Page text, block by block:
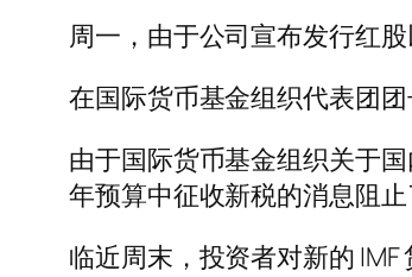
周一，由于公司宣布发行红
在国际货币基金组织代表团
由于国际货币基金组织关于
年预算中征收新税的消息阻止
临近周末，投资者对新的